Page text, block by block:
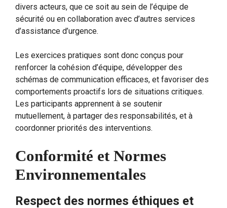
divers acteurs, que ce soit au sein de l’équipe de
sécurité ou en collaboration avec d’autres services
d’assistance d’urgence.
Les exercices pratiques sont donc conçus pour
renforcer la cohésion d’équipe, développer des
schémas de communication efficaces, et favoriser des
comportements proactifs lors de situations critiques.
Les participants apprennent à se soutenir
mutuellement, à partager des responsabilités, et à
coordonner priorités des interventions.
Conformité et Normes
Environnementales
Respect des normes éthiques et